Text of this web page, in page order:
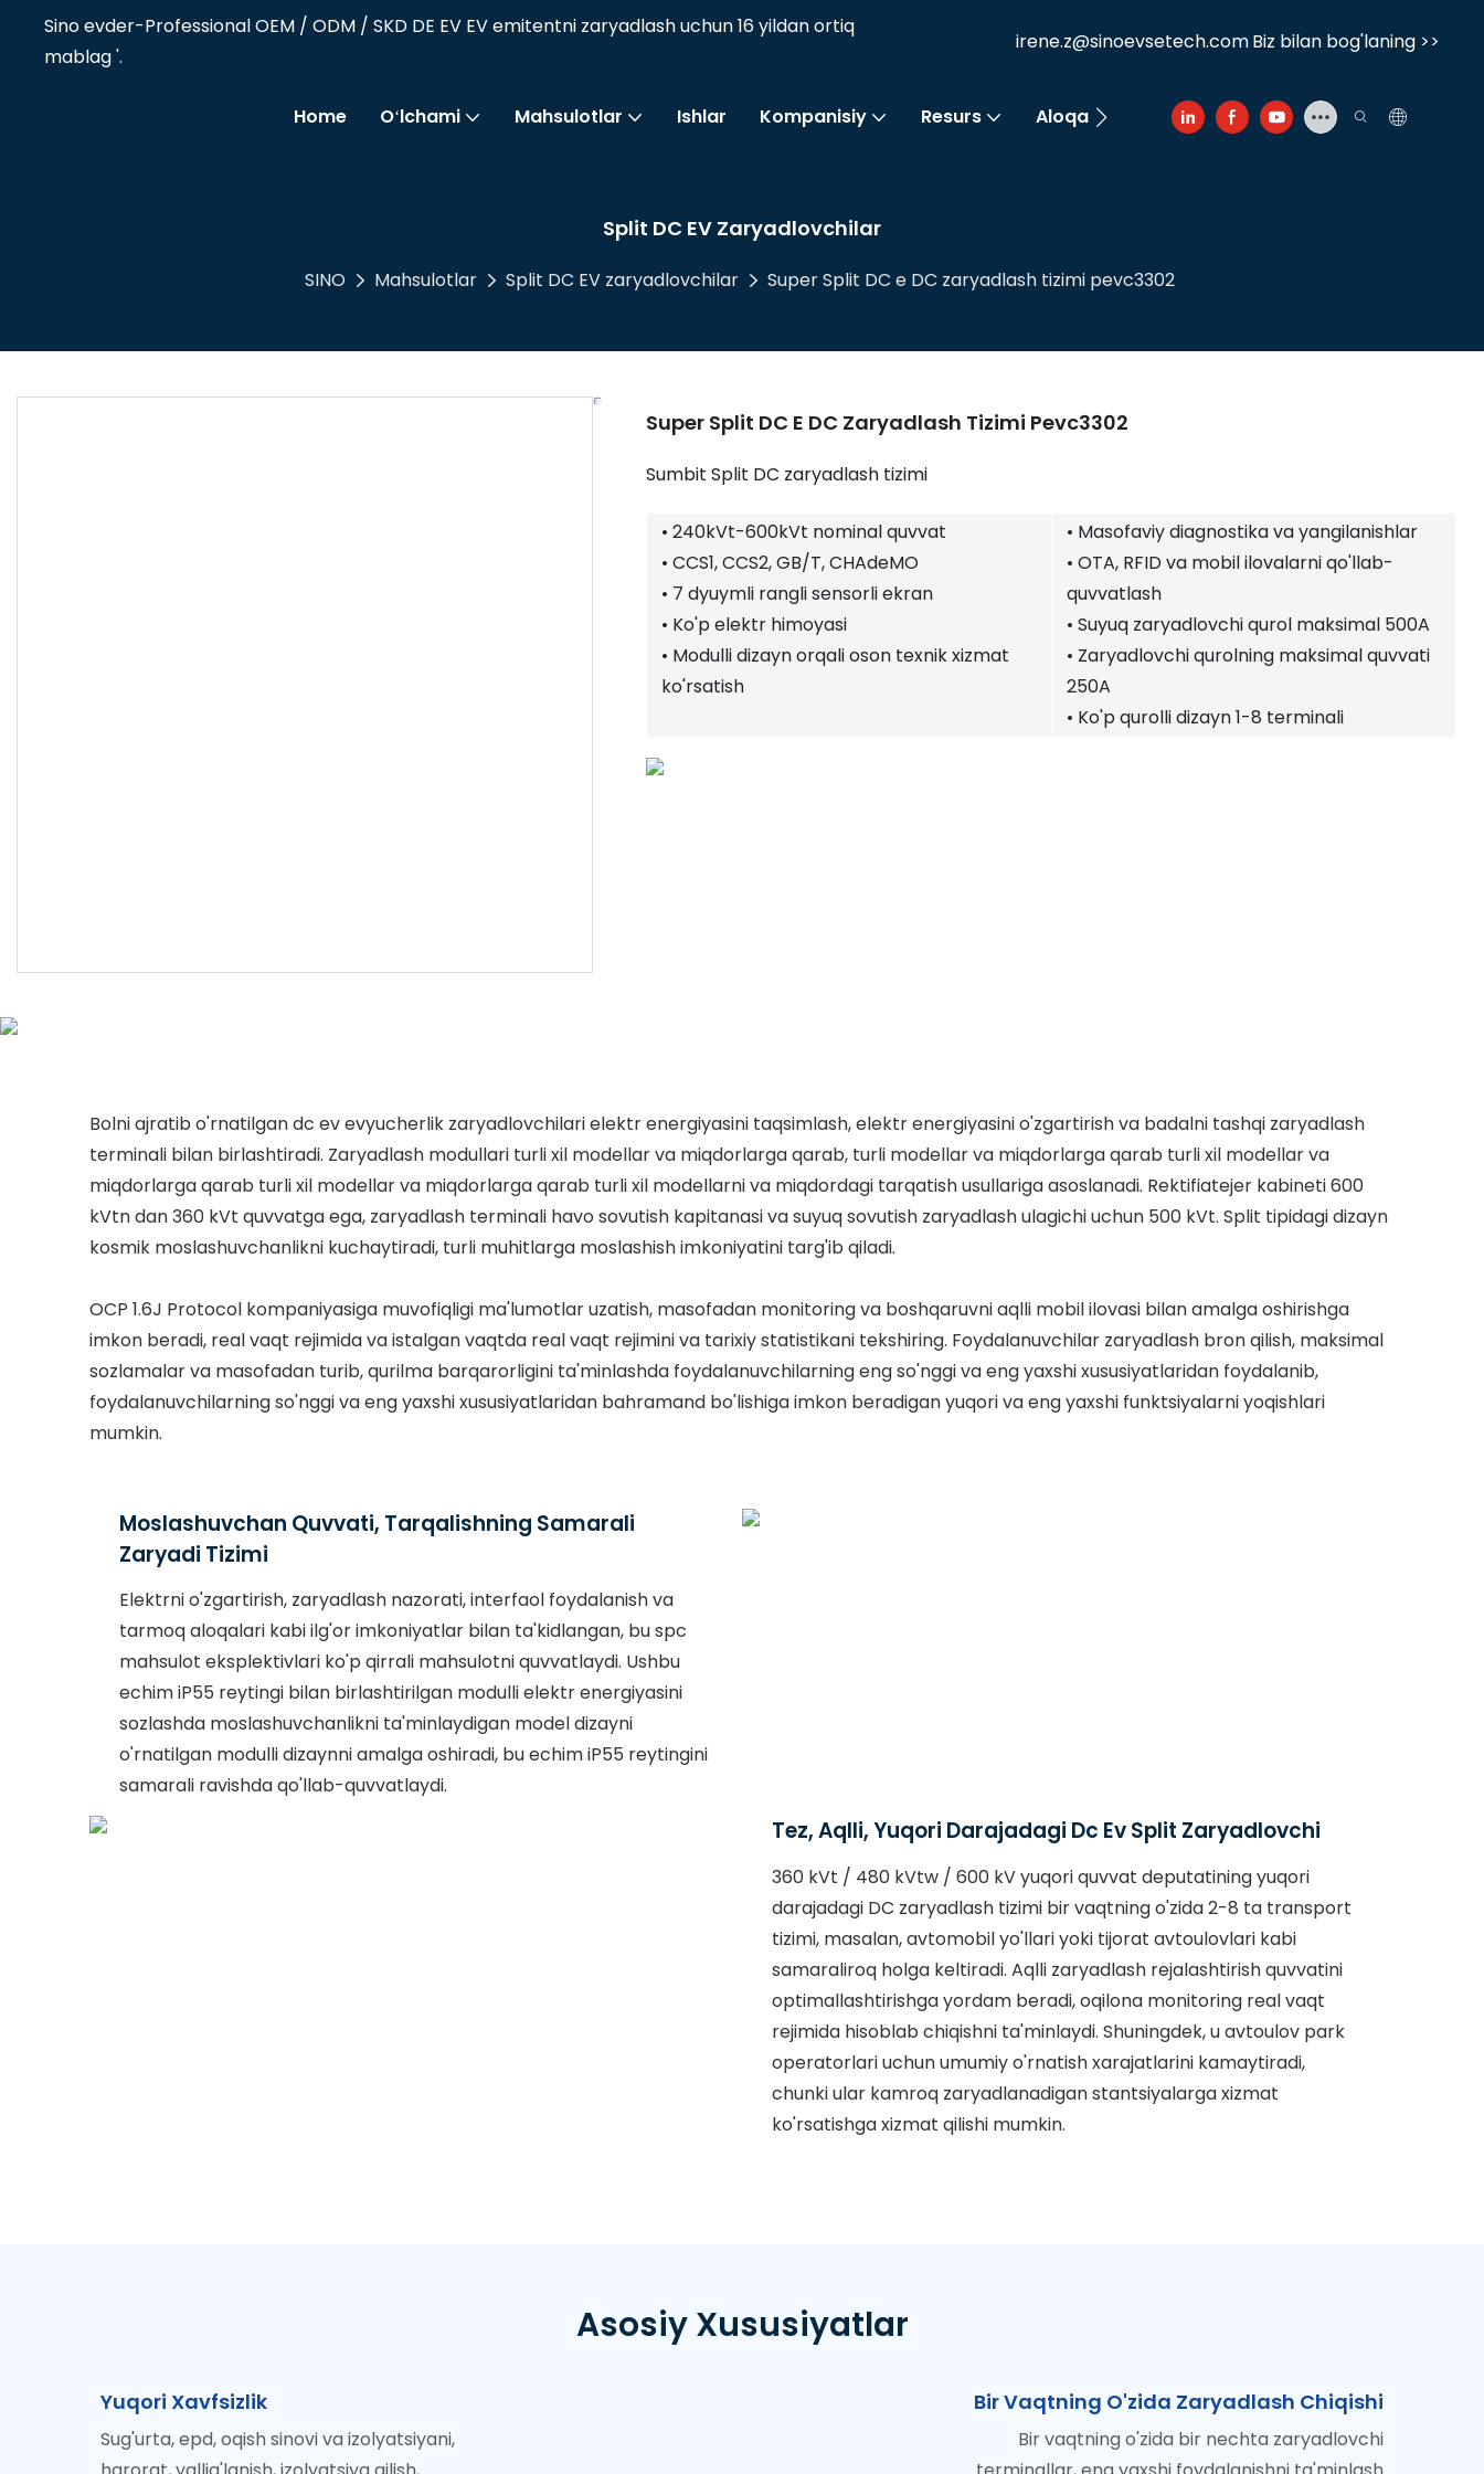
Sino evder-Professional OEM / ODM / SKD DE EV EV emitentni zaryadlash uchun 16 yildan ortiq
mablag '.
irene.z@sinoevsetech.comBiz bilan bog'laning >>
Home Oʻlchami Mahsulotlar Ishlar Kompanisiy Resurs Aloqa
Split DC EV Zaryadlovchilar
SINO Mahsulotlar Split DC EV zaryadlovchilar Super Split DC e DC zaryadlash tizimi pevc3302
Super Split DC E DC Zaryadlash Tizimi Pevc3302
Sumbit Split DC zaryadlash tizimi
• 240kVt-600kVt nominal quvvat
• CCS1, CCS2, GB/T, CHAdeMO
• 7 dyuymli rangli sensorli ekran
• Ko'p elektr himoyasi
• Modulli dizayn orqali oson texnik xizmat
ko'rsatish
• Masofaviy diagnostika va yangilanishlar
• OTA, RFID va mobil ilovalarni qo'llab-
quvvatlash
• Suyuq zaryadlovchi qurol maksimal 500A
• Zaryadlovchi qurolning maksimal quvvati
250A
• Ko'p qurolli dizayn 1-8 terminali
Bolni ajratib o'rnatilgan dc ev evyucherlik zaryadlovchilari elektr energiyasini taqsimlash, elektr energiyasini o'zgartirish va badalni tashqi zaryadlash
terminali bilan birlashtiradi. Zaryadlash modullari turli xil modellar va miqdorlarga qarab, turli modellar va miqdorlarga qarab turli xil modellar va
miqdorlarga qarab turli xil modellar va miqdorlarga qarab turli xil modellarni va miqdordagi tarqatish usullariga asoslanadi. Rektifiatejer kabineti 600
kVtn dan 360 kVt quvvatga ega, zaryadlash terminali havo sovutish kapitanasi va suyuq sovutish zaryadlash ulagichi uchun 500 kVt. Split tipidagi dizayn
kosmik moslashuvchanlikni kuchaytiradi, turli muhitlarga moslashish imkoniyatini targ'ib qiladi.
OCP 1.6J Protocol kompaniyasiga muvofiqligi ma'lumotlar uzatish, masofadan monitoring va boshqaruvni aqlli mobil ilovasi bilan amalga oshirishga
imkon beradi, real vaqt rejimida va istalgan vaqtda real vaqt rejimini va tarixiy statistikani tekshiring. Foydalanuvchilar zaryadlash bron qilish, maksimal
sozlamalar va masofadan turib, qurilma barqarorligini ta'minlashda foydalanuvchilarning eng so'nggi va eng yaxshi xususiyatlaridan foydalanib,
foydalanuvchilarning so'nggi va eng yaxshi xususiyatlaridan bahramand bo'lishiga imkon beradigan yuqori va eng yaxshi funktsiyalarni yoqishlari
mumkin.
Moslashuvchan Quvvati, Tarqalishning Samarali
Zaryadi Tizimi
Elektrni o'zgartirish, zaryadlash nazorati, interfaol foydalanish va
tarmoq aloqalari kabi ilg'or imkoniyatlar bilan ta'kidlangan, bu spc
mahsulot eksplektivlari ko'p qirrali mahsulotni quvvatlaydi. Ushbu
echim iP55 reytingi bilan birlashtirilgan modulli elektr energiyasini
sozlashda moslashuvchanlikni ta'minlaydigan model dizayni
o'rnatilgan modulli dizaynni amalga oshiradi, bu echim iP55 reytingini
samarali ravishda qo'llab-quvvatlaydi.
Tez, Aqlli, Yuqori Darajadagi Dc Ev Split Zaryadlovchi
360 kVt / 480 kVtw / 600 kV yuqori quvvat deputatining yuqori
darajadagi DC zaryadlash tizimi bir vaqtning o'zida 2-8 ta transport
tizimi, masalan, avtomobil yo'llari yoki tijorat avtoulovlari kabi
samaraliroq holga keltiradi. Aqlli zaryadlash rejalashtirish quvvatini
optimallashtirishga yordam beradi, oqilona monitoring real vaqt
rejimida hisoblab chiqishni ta'minlaydi. Shuningdek, u avtoulov park
operatorlari uchun umumiy o'rnatish xarajatlarini kamaytiradi,
chunki ular kamroq zaryadlanadigan stantsiyalarga xizmat
ko'rsatishga xizmat qilishi mumkin.
Asosiy Xususiyatlar
Yuqori Xavfsizlik
Sug'urta, epd, oqish sinovi va izolyatsiyani,
Bir Vaqtning O'zida Zaryadlash Chiqishi
Bir vaqtning o'zida bir nechta zaryadlovchi